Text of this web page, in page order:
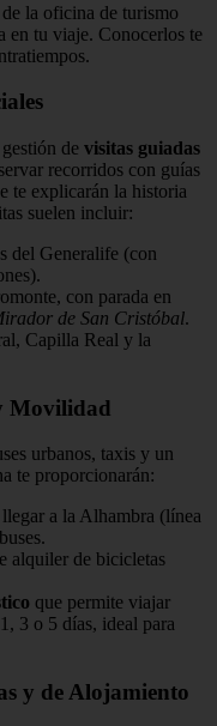
la oficina de turismo
en tu viaje. Conocerlos te
de visitas guiadas
recorridos con guías
te explicarán la historia
suelen incluir:
del Generalife (con
con parada en
de San Cristóbal.
Capilla Real y la
Movilidad
urbanos, taxis y un
te proporcionarán:
a la Alhambra (línea
alquiler de bicicletas
que permite viajar
3 o 5 días, ideal para
y de Alojamiento